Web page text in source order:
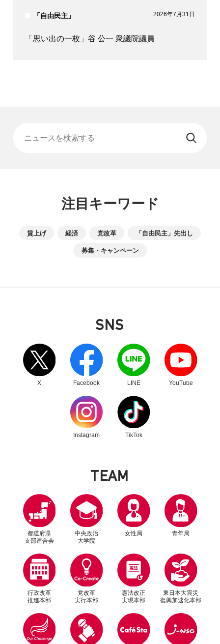
「自由民主」 2026年7月31日
「思い出の一枚」谷 公一 衆議院議員
注目キーワード
賃上げ 経済 党改革 「自由民主」先出し
募集・キャンペーン
SNS
X
別ウィンドウリンク
Facebook
別ウィンドウリンク
LINE
別ウィンドウリンク
YouTube
別ウィンドウリンク
Instagram
別ウィンドウリンク
TikTok
別ウィンドウリンク
TEAM
都道府県
支部連合会
中央政治
大学院
女性局 青年局
行政改革
推進本部
党改革
実行本部
憲法改正
実現本部
東日本大震災
復興加速化本部
別ウィンドウリンク別ウィンドウリンク